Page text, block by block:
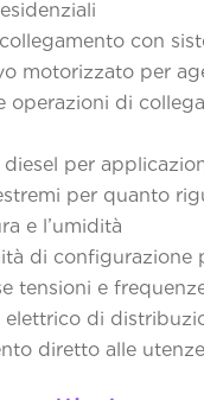
con
motorizzato per
operazioni di
per
per quanto
e l’umidità
di configurazione
tensioni e
elettrico di
diretto alle utenze